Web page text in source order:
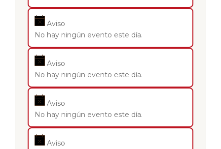
Aviso
No hay ningún evento este día.
Aviso
No hay ningún evento este día.
Aviso
No hay ningún evento este día.
Aviso